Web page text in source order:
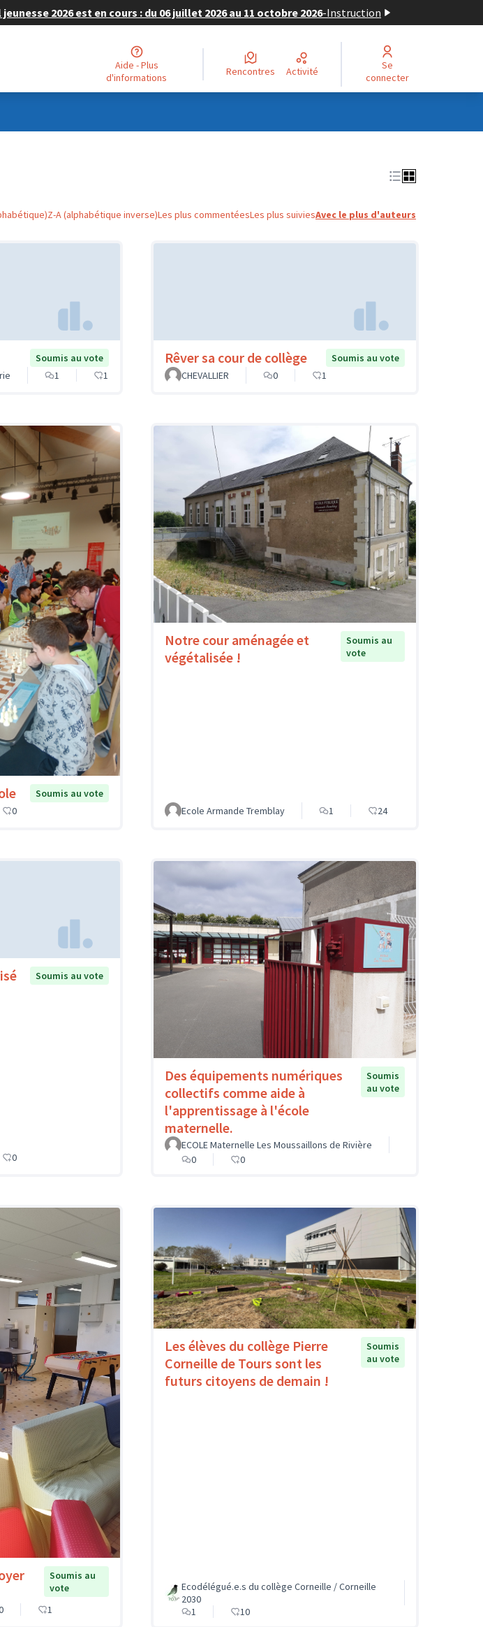
2026 est en cours : du 06 juillet 2026 au 11 octobre 2026-Instruction
Aide - Plus
d'informations
Rencontres Activité
Se
connecter
Z-A (alphabétique inverse)Les plus commentéesLes plus suiviesAvec le plus d'auteurs
Soumis au vote
1 1
Rêver sa cour de collège
Soumis au vote
CHEVALLIER
0 1
Soumis au vote
0
Notre cour aménagée et
végétalisée !
Soumis au
vote
Ecole Armande Tremblay 1 24
Soumis au vote
0
Des équipements numériques
collectifs comme aide à
l'apprentissage à l'école
maternelle.
Soumis
au vote
ECOLE Maternelle Les Moussaillons de Rivière
0
0
Soumis au
vote
1
Les élèves du collège Pierre
Corneille de Tours sont les
futurs citoyens de demain !
Soumis
au vote
Ecodélégué.e.s du collège Corneille / Corneille
2030
1
10